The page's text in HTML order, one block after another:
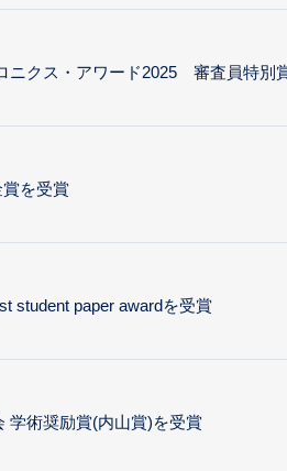
ニクス・アワード2025 審査員特別
を受賞
student paper awardを受賞
学術奨励賞(内山賞)を受賞